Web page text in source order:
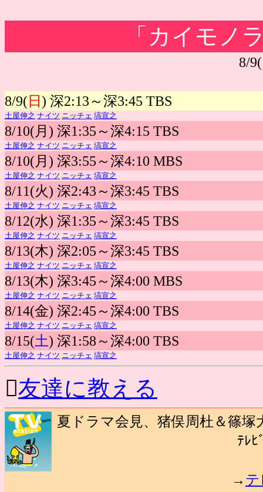
「カイモノ
8/9(
8/9(日 ) 深2:13～深3:45 TBS
土屋伸之 ナイツ ニッチェ 塙宣之
8/10(月) 深1:35～深4:15 TBS
土屋伸之 ナイツ ニッチェ 塙宣之
8/10(月) 深3:55～深4:10 MBS
土屋伸之 ナイツ ニッチェ 塙宣之
8/11(火) 深2:43～深3:45 TBS
土屋伸之 ナイツ ニッチェ 塙宣之
8/12(水) 深1:35～深3:45 TBS
土屋伸之 ナイツ ニッチェ 塙宣之
8/13(木) 深2:05～深3:45 TBS
土屋伸之 ナイツ ニッチェ 塙宣之
8/13(木) 深3:45～深4:00 MBS
土屋伸之 ナイツ ニッチェ 塙宣之
8/14(金) 深2:45～深4:00 TBS
土屋伸之 ナイツ ニッチェ 塙宣之
8/15(土) 深1:58～深4:00 TBS
土屋伸之 ナイツ ニッチェ 塙宣之
友達に教える
夏ドラマ会見、猪俣周杜＆篠塚
ﾃﾚﾋ
→